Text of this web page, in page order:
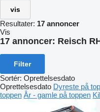
vis
Resultater: 17 annoncer
Vis
17 annoncer: Reisch
Filter
Sortér: Oprettelsesdato
Oprettelsesdato Dyreste på
toppen År - gamle på toppen